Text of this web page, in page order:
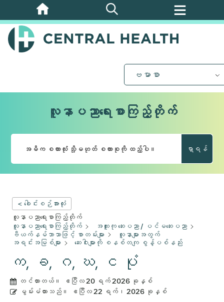
အဓိက
အကြောင်းအရာ
သို့
ဗမာစာ
လူနာပညာရေးစာကြည့်တိုက်
ရှာရန်
< ခေါင်းစဉ်အားလုံး
လူနာပညာရေးစာကြည့်တိုက်
လူနာပညာရေးစာကြည့်တိုက်
အထူးကု ဆေးပညာ / ပင်မဆေးပညာ
ဗီယက်နမ်ဘာသာဖြင့် စာတမ်းများ
လူနာများအတွက်
အရင်းအမြစ်များ
ဆေးဝါးများကို စနစ်တကျ စွန့်ပစ်နည်း
က, ခ, ဂ, ဃ, င ပုံ
တင်ထားတယ်။
ဧပြီလ 20 ရက် 2026 ခုနှစ်
မွမ်းမံထားသည်။
ဧပြီလ 22 ရက်၊ 2026 ခုနှစ်